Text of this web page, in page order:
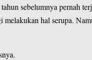
sebelumnya pernah
hal serupa.